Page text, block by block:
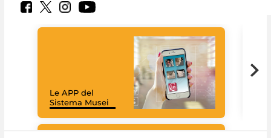
Le APP del
Sistema Musei